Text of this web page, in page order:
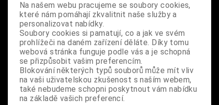
Katalogové číslo:DOMBSATBPUS6776
Záruka (měsíců):24
Dotaz na výrobek
Tisk
materiál: 100% bavlna
design: zelený šátek na krk se vzorem, použitelný
také jako maskování obličeje, šála nebo pokrývka
hlavy
Na našem webu pracujeme se soubory cookies,
které nám pomáhají zkvalitnit naše služby a
personalizovat nabídky.
Soubory cookies si pamatují, co a jak ve svém
prohlížeči na daném zařízení děláte. Díky tomu
webová stránka funguje podle vás a je schopná
se přizpůsobit vašim preferencím.
Blokování některých typů souborů může mít vliv
na vaši uživatelskou zkušenost s naším webem,
také nebudeme schopni poskytnout vám nabídku
na základě vašich preferencí.